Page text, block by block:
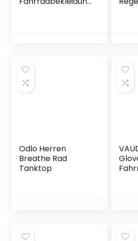
Odlo Herren
Breathe Rad
Tanktop